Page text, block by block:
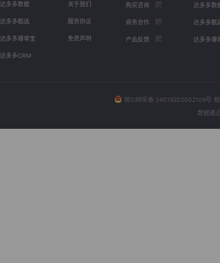
达多多数据
达多多甄选
达多多爆单宝
达多多CRM
关于我们
服务协议
免责声明
购买咨询
商务合作
产品反馈
达多多数
达多多甄
达多多爆
皖公网安备 34019202002109号
数据通